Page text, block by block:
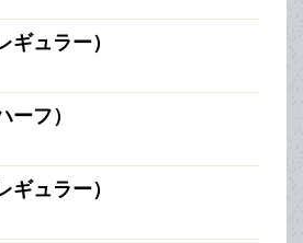
ギュラー）
ーフ）
ギュラー）